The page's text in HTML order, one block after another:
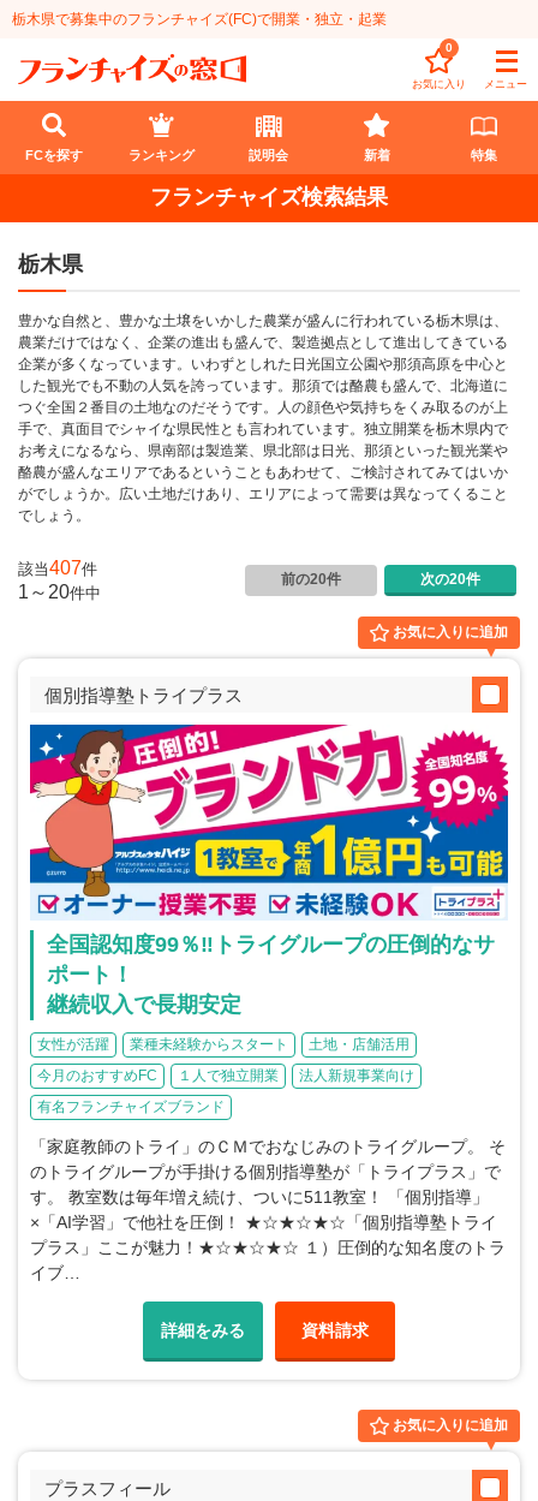
栃木県で募集中のフランチャイズ(FC)で開業・独立・起業
お気に入り
0
メニュー
FCを探す
業種
代理店業
教育・保育業
飲食・菓子業
サービス業
小売業
海外FC本部
インターン独立・社員募集
開業資金
1円〜100万円
101万円～300万円
301万円～500万円
1001万円以上
エリア
北海道
東北
関東
近畿
四国
中国
九州・沖縄
ランキング
総合ランキング
塾
リペアクリーニング
100万以下で開業
夫婦で開業
脱サラで開業
法人様オススメ
副業・サイドビジネス
週間ランキング
説明会
お役立ち情報コラム
会員登録
FCを探す ランキング 説明会 新着 特集
フランチャイズ検索結果
栃木県
豊かな自然と、豊かな土壌をいかした農業が盛んに行われている栃木県は、
農業だけではなく、企業の進出も盛んで、製造拠点として進出してきている
企業が多くなっています。いわずとしれた日光国立公園や那須高原を中心と
した観光でも不動の人気を誇っています。那須では酪農も盛んで、北海道に
つぐ全国２番目の土地なのだそうです。人の顔色や気持ちをくみ取るのが上
手で、真面目でシャイな県民性とも言われています。独立開業を栃木県内で
お考えになるなら、県南部は製造業、県北部は日光、那須といった観光業や
酪農が盛んなエリアであるということもあわせて、ご検討されてみてはいか
がでしょうか。広い土地だけあり、エリアによって需要は異なってくること
でしょう。
該当407件
1～20件中
前の20件 次の20件
お気に入りに追加
個別指導塾トライプラス
全国認知度99％‼トライグループの圧倒的なサ
ポート！
継続収入で長期安定
女性が活躍 業種未経験からスタート
土地・店舗活用
今月のおすすめFC
１人で独立開業
法人新規事業向け
有名フランチャイズブランド
「家庭教師のトライ」のＣＭでおなじみのトライグループ。 そ
のトライグループが手掛ける個別指導塾が「トライプラス」で
す。 教室数は毎年増え続け、ついに511教室！ 「個別指導」
×「AI学習」で他社を圧倒！ ★☆★☆★☆「個別指導塾トライ
プラス」ここが魅力！★☆★☆★☆ １）圧倒的な知名度のトラ
イブ…
詳細をみる 資料請求
お気に入りに追加
プラスフィール